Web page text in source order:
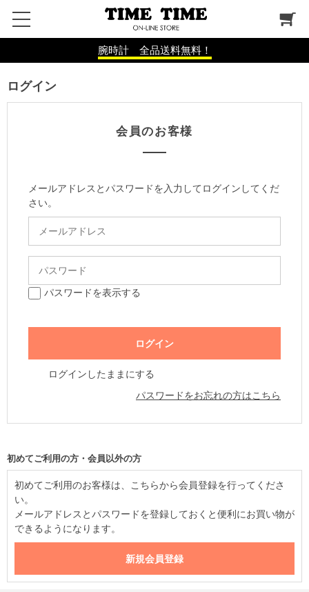
腕時計 全品送料無料！
ログイン
会員のお客様
メールアドレスとパスワードを入力してログインしてくだ
さい。
パスワードを表示する
ログインしたままにする
パスワードをお忘れの方はこちら
初めてご利用の方・会員以外の方
初めてご利用のお客様は、こちらから会員登録を行ってくださ
い。
メールアドレスとパスワードを登録しておくと便利にお買い物が
できるようになります。